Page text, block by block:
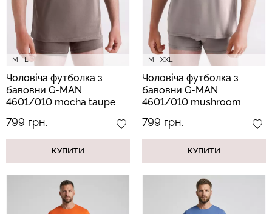
M L
Чоловіча футболка з
бавовни G-MAN
4601/010 mocha taupe
799 грн.
КУПИТИ
M XXL
Чоловіча футболка з
бавовни G-MAN
4601/010 mushroom
799 грн.
КУПИТИ
Безшовні стрінги STRING
BRIEFS (чорний) Giulia
179 грн.299 грн.
Топ на бретелях в рубчик
CAMI TOP RIB white (білий)
Giulia
299 грн.499 грн.